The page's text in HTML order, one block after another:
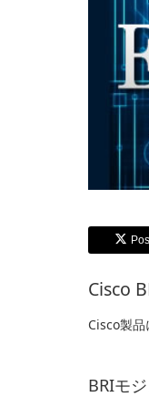
Cisco
Cisco製品
BRIモ